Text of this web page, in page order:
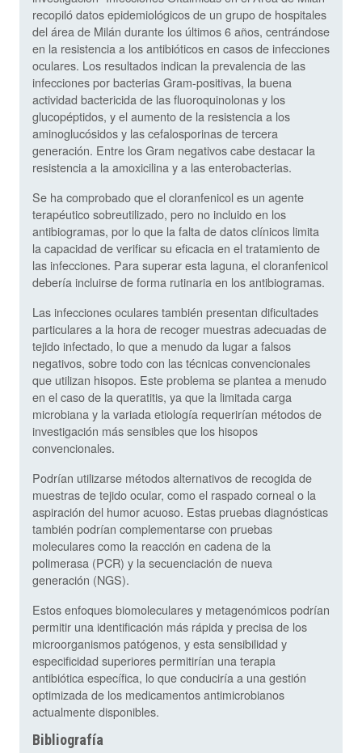
recopiló datos epidemiológicos de un grupo de hospitales
del área de Milán durante los últimos 6 años, centrándose
en la resistencia a los antibióticos en casos de infecciones
oculares. Los resultados indican la prevalencia de las
infecciones por bacterias Gram-positivas, la buena
actividad bactericida de las fluoroquinolonas y los
glucopéptidos, y el aumento de la resistencia a los
aminoglucósidos y las cefalosporinas de tercera
generación. Entre los Gram negativos cabe destacar la
resistencia a la amoxicilina y a las enterobacterias.
Se ha comprobado que el cloranfenicol es un agente
terapéutico sobreutilizado, pero no incluido en los
antibiogramas, por lo que la falta de datos clínicos limita
la capacidad de verificar su eficacia en el tratamiento de
las infecciones. Para superar esta laguna, el cloranfenicol
debería incluirse de forma rutinaria en los antibiogramas.
Las infecciones oculares también presentan dificultades
particulares a la hora de recoger muestras adecuadas de
tejido infectado, lo que a menudo da lugar a falsos
negativos, sobre todo con las técnicas convencionales
que utilizan hisopos. Este problema se plantea a menudo
en el caso de la queratitis, ya que la limitada carga
microbiana y la variada etiología requerirían métodos de
investigación más sensibles que los hisopos
convencionales.
Podrían utilizarse métodos alternativos de recogida de
muestras de tejido ocular, como el raspado corneal o la
aspiración del humor acuoso. Estas pruebas diagnósticas
también podrían complementarse con pruebas
moleculares como la reacción en cadena de la
polimerasa (PCR) y la secuenciación de nueva
generación (NGS).
Estos enfoques biomoleculares y metagenómicos podrían
permitir una identificación más rápida y precisa de los
microorganismos patógenos, y esta sensibilidad y
especificidad superiores permitirían una terapia
antibiótica específica, lo que conduciría a una gestión
optimizada de los medicamentos antimicrobianos
actualmente disponibles.
Bibliografía